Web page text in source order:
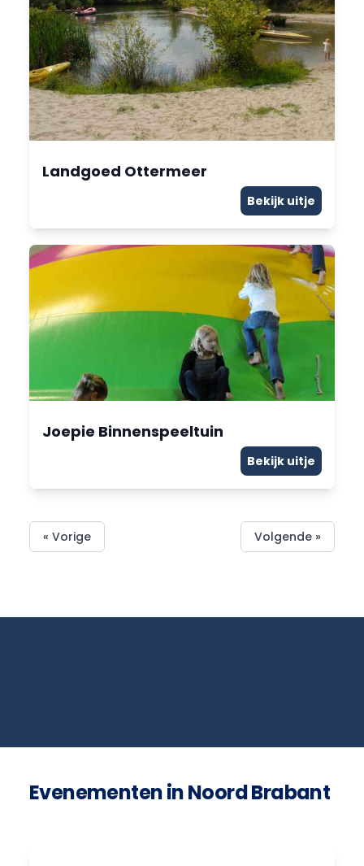
Landgoed Ottermeer
Bekijk uitje
Joepie Binnenspeeltuin
Bekijk uitje
« Vorige Volgende »
Evenementen in Noord Brabant